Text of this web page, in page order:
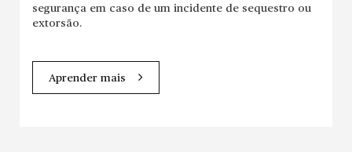
segurança em caso de um incidente de sequestro ou
extorsão.
Aprender mais